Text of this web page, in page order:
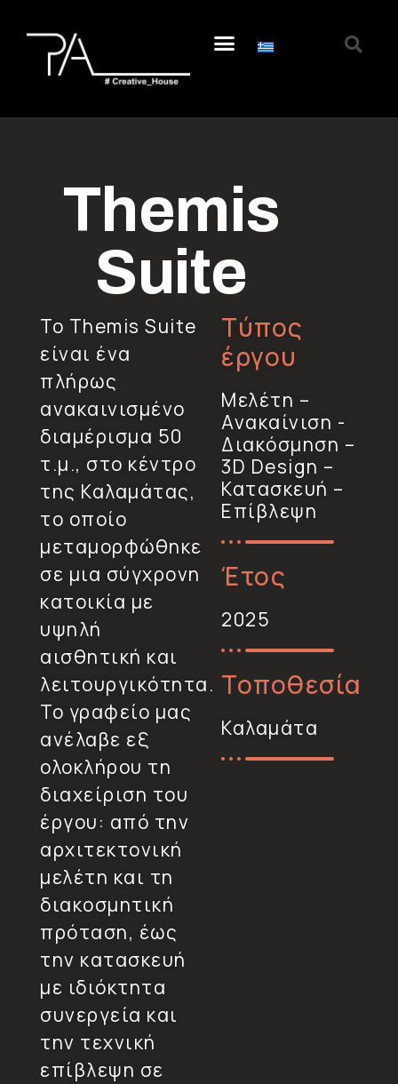
Themis
Suite
Το Themis Suite
είναι ένα
πλήρως
ανακαινισμένο
διαμέρισμα 50
τ.μ., στο κέντρο
της Καλαμάτας,
το οποίο
μεταμορφώθηκε
σε μια σύγχρονη
κατοικία με
υψηλή
αισθητική και
λειτουργικότητα.
Το γραφείο μας
ανέλαβε εξ
ολοκλήρου τη
διαχείριση του
έργου: από την
αρχιτεκτονική
μελέτη και τη
διακοσμητική
πρόταση, έως
την κατασκευή
με ιδιόκτητα
συνεργεία και
την τεχνική
επίβλεψη σε
Τύπος
έργου
Μελέτη –
Ανακαίνιση -
Διακόσμηση –
3D Design –
Κατασκευή –
Επίβλεψη
Έτος
2025
Τοποθεσία
Καλαμάτα